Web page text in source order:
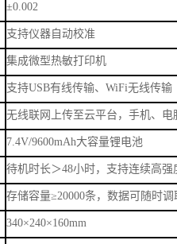
±0.002
支持仪器自动校准
集成微型热敏打印机
支持USB有线传输、WiFi无线传输
无线联网上传至云平台，手机、
7.4V/9600mAh大容量锂电池
待机时长＞48小时，支持连续高
存储容量≥20000条，数据可随时
340×240×160mm